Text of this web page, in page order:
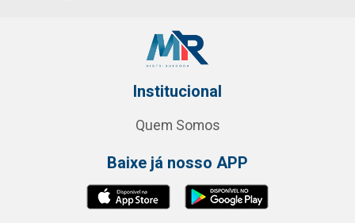
Institucional
Quem Somos
Baixe já nosso APP